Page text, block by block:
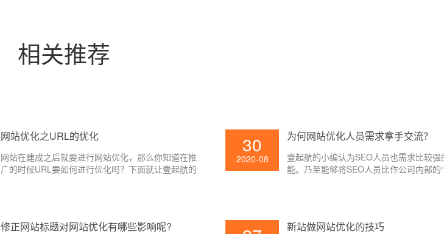
相关推荐
网站优化之URL的优化
网站在建成之后就要进行网站优化，那么你知道在推
广的时候URL要如何进行优化吗？下面就让壹起航的
30
2020-08
为何网站优化人员需求拿手交流？
壹起航的小编认为SEO人员也需求比较强
能。乃至能够将SEO人员比作公司内部的
到, 网站优化作业也就无法顺利开展。
修正网站标题对网站优化有哪些影响呢? 新站做网站优化的技巧